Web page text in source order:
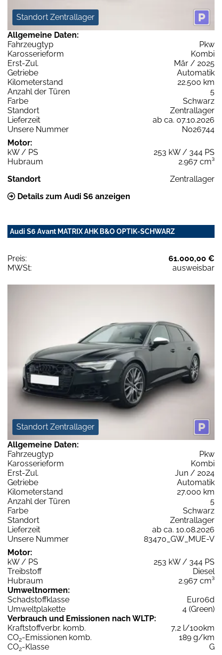
Standort Zentrallager
Allgemeine Daten:
Fahrzeugtyp
Pkw
Karosserieform
Kombi
Erst-Zul.
Mär / 2025
Getriebe
Automatik
Kilometerstand
22.500 km
Anzahl der Türen
5
Farbe
Schwarz
Standort
Zentrallager
Lieferzeit
ab ca. 07.10.2026
Unsere Nummer
N026744
Motor:
kW / PS
253 kW / 344 PS
Hubraum
2.967 cm³
Standort
Zentrallager
Details zum Audi S6 anzeigen
Audi S6 Avant MATRIX AHK B&O OPTIK-SCHWARZ
Preis:
61.000,00 €
MWSt:
ausweisbar
Standort Zentrallager
Allgemeine Daten:
Fahrzeugtyp
Pkw
Karosserieform
Kombi
Erst-Zul.
Jun / 2024
Getriebe
Automatik
Kilometerstand
27.000 km
Anzahl der Türen
5
Farbe
Schwarz
Standort
Zentrallager
Lieferzeit
ab ca. 10.08.2026
Unsere Nummer
83470_GW_MUE-V
Motor:
kW / PS
253 kW / 344 PS
Treibstoff
Diesel
Hubraum
2.967 cm³
Umweltnormen:
Schadstoffklasse
Euro6d
Umweltplakette
4 (Green)
Verbrauch und Emissionen nach WLTP:
Kraftstoffverbr. komb.
7,2 l/100km
CO2-Emissionen komb.
189 g/km
CO2-Klasse
G